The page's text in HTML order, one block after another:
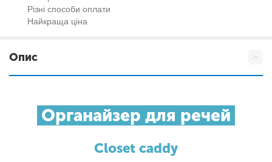
Різні способи оплати
Найкраща ціна
Опис
Органайзер для речей
Closet caddy